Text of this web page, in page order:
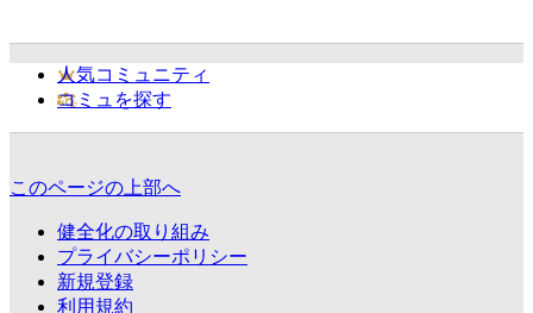
人気コミュニティ
コミュを探す
このページの上部へ
健全化の取り組み
プライバシーポリシー
新規登録
利用規約